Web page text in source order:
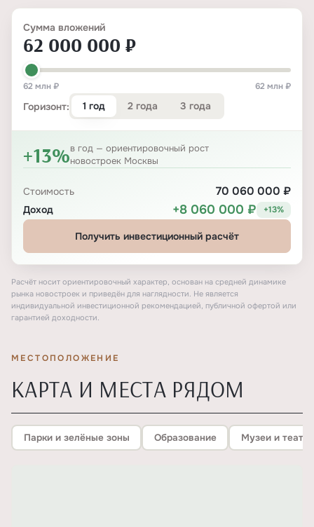
Сумма вложений
62 000 000 ₽
62 млн ₽ 62 млн ₽
Горизонт: 1 год 2 года 3 года
+13%в год — ориентировочный рост
новостроек Москвы
Стоимость 70 060 000 ₽
Доход +8 060 000 ₽ +13%
Получить инвестиционный расчёт
Расчёт носит ориентировочный характер, основан на средней динамике
рынка новостроек и приведён для наглядности. Не является
индивидуальной инвестиционной рекомендацией, публичной офертой или
гарантией доходности.
МЕСТОПОЛОЖЕНИЕ
КАРТА И МЕСТА РЯДОМ
Парки и зелёные зоны Образование Музеи и